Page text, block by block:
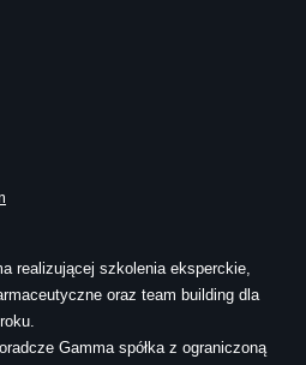
realizującej szkolenia eksperckie,
oraz team building dla
Gamma spółka z ograniczoną